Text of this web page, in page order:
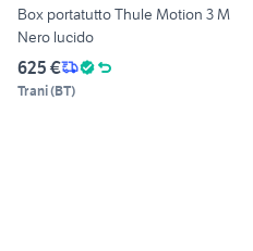
Box portatutto Thule Motion 3 M
Nero lucido
625 €
Trani(BT)